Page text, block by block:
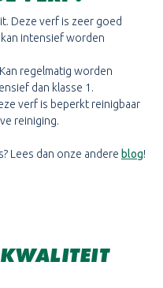
Deze verf is zeer goed
intensief worden
regelmatig worden
dan klasse 1.
verf is beperkt reinigbaar
reiniging.
Lees dan onze andere blog!